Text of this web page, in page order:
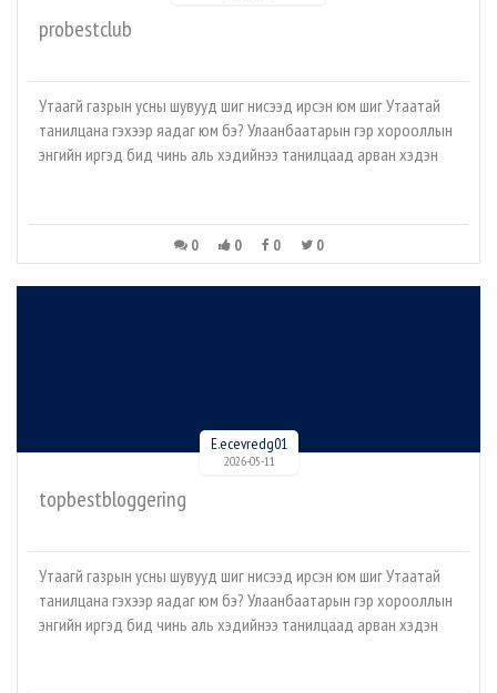
probestclub
Утаагүй газрын усны шувууд шиг нисээд ирсэн юм шиг Утаатай
танилцана гэхээр яадаг юм бэ? Улаанбаатарын гэр хорооллын
энгийн иргэд бид чинь аль хэдийнээ танилцаад арван хэдэн
0 0 0 0
E.ecevredg01
2026-05-11
topbestbloggering
Утаагүй газрын усны шувууд шиг нисээд ирсэн юм шиг Утаатай
танилцана гэхээр яадаг юм бэ? Улаанбаатарын гэр хорооллын
энгийн иргэд бид чинь аль хэдийнээ танилцаад арван хэдэн